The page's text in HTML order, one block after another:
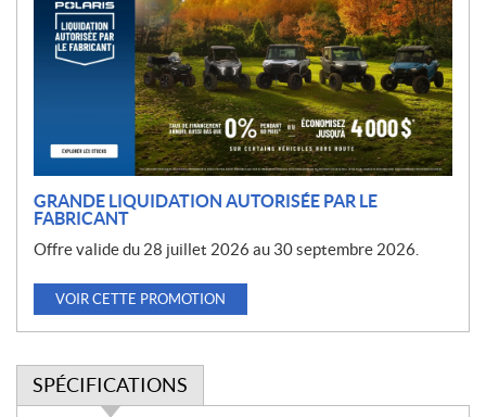
GRANDE LIQUIDATION AUTORISÉE PAR LE
FABRICANT
Offre valide du 28 juillet 2026 au 30 septembre 2026.
VOIR CETTE PROMOTION
SPÉCIFICATIONS